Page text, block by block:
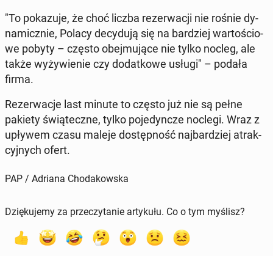
"To po­ka­zu­je, że choć liczba re­zer­wa­cji nie rośnie dy­
na­micz­nie, Polacy de­cy­du­ją się na bar­dziej war­to­ścio­
we pobyty – często obej­mu­ją­ce nie tylko nocleg, ale
także wy­ży­wie­nie czy do­dat­ko­we usługi" – podała
firma.
Re­zer­wa­cje last minute to często już nie są pełne
pakiety świą­tecz­ne, tylko po­je­dyn­cze noclegi. Wraz z
upływem czasu maleje do­stęp­ność naj­bar­dziej atrak­
cyj­nych ofert.
PAP / Adriana Chodakowska
Dziękujemy za przeczytanie artykułu. Co o tym myślisz?